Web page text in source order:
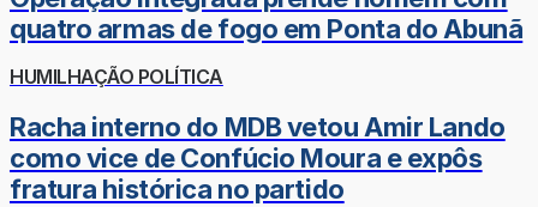
quatro armas de fogo em Ponta do Abunã
HUMILHAÇÃO POLÍTICA
Racha interno do MDB vetou Amir Lando
como vice de Confúcio Moura e expôs
fratura histórica no partido